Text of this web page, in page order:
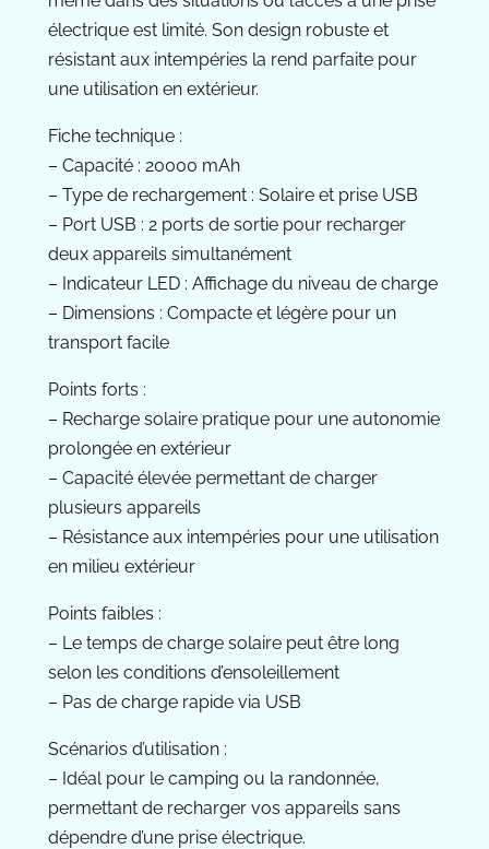
électrique est limité. Son design robuste et
résistant aux intempéries la rend parfaite pour
une utilisation en extérieur.
Fiche technique :
– Capacité : 20000 mAh
– Type de rechargement : Solaire et prise USB
– Port USB : 2 ports de sortie pour recharger
deux appareils simultanément
– Indicateur LED : Affichage du niveau de charge
– Dimensions : Compacte et légère pour un
transport facile
Points forts :
– Recharge solaire pratique pour une autonomie
prolongée en extérieur
– Capacité élevée permettant de charger
plusieurs appareils
– Résistance aux intempéries pour une utilisation
en milieu extérieur
Points faibles :
– Le temps de charge solaire peut être long
selon les conditions d’ensoleillement
– Pas de charge rapide via USB
Scénarios d’utilisation :
– Idéal pour le camping ou la randonnée,
permettant de recharger vos appareils sans
dépendre d’une prise électrique.